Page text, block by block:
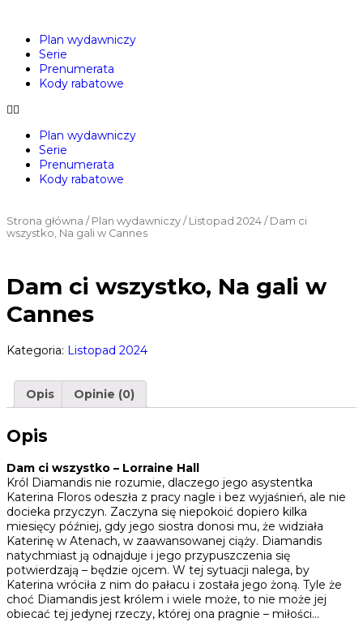
Plan wydawniczy
Serie
Prenumerata
Kody rabatowe
Plan wydawniczy
Serie
Prenumerata
Kody rabatowe
Strona główna / Plan wydawniczy / Listopad 2024 / Dam ci
wszystko, Na gali w Cannes
Dam ci wszystko, Na gali w
Cannes
Kategoria: Listopad 2024
Opis Opinie (0)
Opis
Dam ci wszystko – Lorraine Hall
Król Diamandis nie rozumie, dlaczego jego asystentka
Katerina Floros odeszła z pracy nagle i bez wyjaśnień, ale nie
docieka przyczyn. Zaczyna się niepokoić dopiero kilka
miesięcy później, gdy jego siostra donosi mu, że widziała
Katerinę w Atenach, w zaawansowanej ciąży. Diamandis
natychmiast ją odnajduje i jego przypuszczenia się
potwierdzają – będzie ojcem. W tej sytuacji nalega, by
Katerina wróciła z nim do pałacu i została jego żoną. Tyle że
choć Diamandis jest królem i wiele może, to nie może jej
obiecać tej jedynej rzeczy, której ona pragnie – miłości…